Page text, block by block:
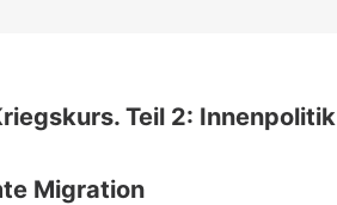
Teil 2: Innenpolitik
Migration